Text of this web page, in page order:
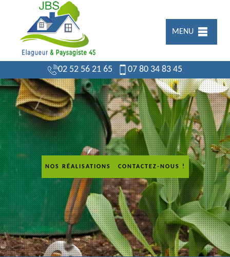
MENU
02 52 56 21 65 07 80 34 83 45
NOS RÉALISATIONS CONTACTEZ-NOUS !